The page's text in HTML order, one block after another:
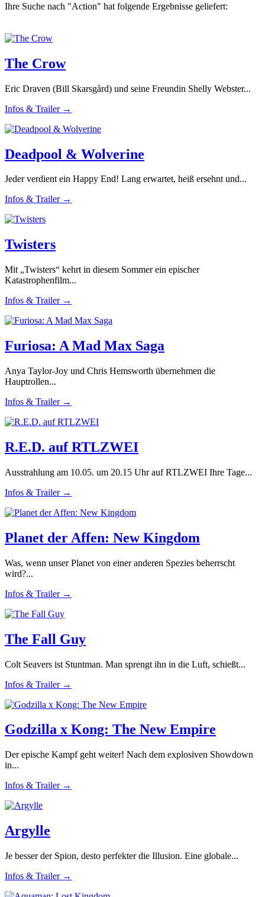
Ihre Suche nach "Action" hat folgende Ergebnisse geliefert:
The Crow
Eric Draven (Bill Skarsgård) und seine Freundin Shelly Webster...
Infos & Trailer →
Deadpool & Wolverine
Jeder verdient ein Happy End! Lang erwartet, heiß ersehnt und...
Infos & Trailer →
Twisters
Mit „Twisters“ kehrt in diesem Sommer ein epischer
Katastrophenfilm...
Infos & Trailer →
Furiosa: A Mad Max Saga
Anya Taylor-Joy und Chris Hemsworth übernehmen die
Hauptrollen...
Infos & Trailer →
R.E.D. auf RTLZWEI
Ausstrahlung am 10.05. um 20.15 Uhr auf RTLZWEI Ihre Tage...
Infos & Trailer →
Planet der Affen: New Kingdom
Was, wenn unser Planet von einer anderen Spezies beherrscht
wird?...
Infos & Trailer →
The Fall Guy
Colt Seavers ist Stuntman. Man sprengt ihn in die Luft, schießt...
Infos & Trailer →
Godzilla x Kong: The New Empire
Der epische Kampf geht weiter! Nach dem explosiven Showdown
in...
Infos & Trailer →
Argylle
Je besser der Spion, desto perfekter die Illusion. Eine globale...
Infos & Trailer →